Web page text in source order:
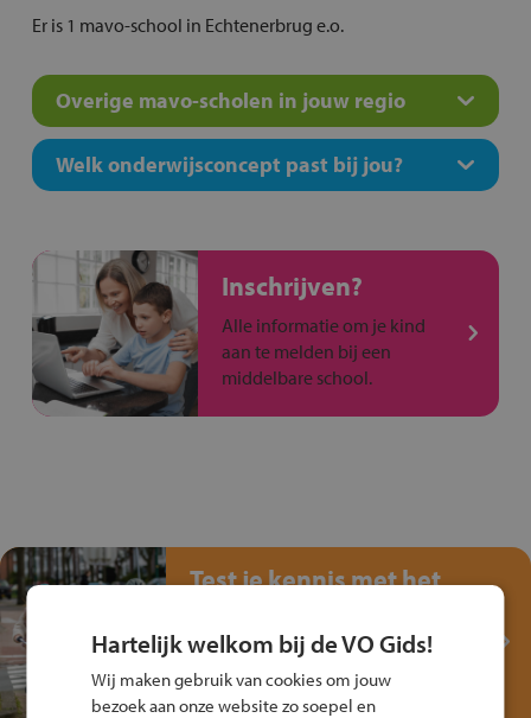
Er is 1 mavo-school in Echtenerbrug e.o.
Overige mavo-scholen in jouw regio
Welk onderwijsconcept past bij jou?
Inschrijven?
Alle informatie om je kind
aan te melden bij een
middelbare school.
Test je kennis met het
Verkeersspel!
Speel het Fiets Veilig Verkeersspel
en win een Cortina-fiets!
Hartelijk welkom bij de VO Gids!
Wij maken gebruik van cookies om jouw
bezoek aan onze website zo soepel en